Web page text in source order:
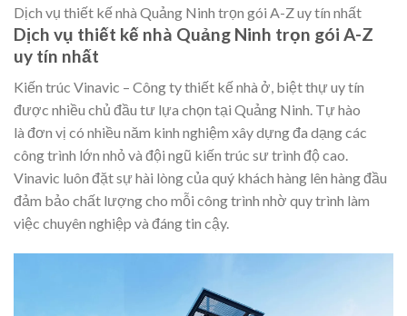
Dịch vụ thiết kế nhà Quảng Ninh trọn gói A-Z uy tín nhất
Dịch vụ thiết kế nhà Quảng Ninh trọn gói A-Z
uy tín nhất
Kiến trúc Vinavic – Công ty thiết kế nhà ở, biệt thự uy tín
được nhiều chủ đầu tư lựa chọn tại Quảng Ninh. Tự hào
là đơn vị có nhiều năm kinh nghiệm xây dựng đa dạng các
công trình lớn nhỏ và đội ngũ kiến trúc sư trình độ cao.
Vinavic luôn đặt sự hài lòng của quý khách hàng lên hàng đầu
đảm bảo chất lượng cho mỗi công trình nhờ quy trình làm
việc chuyên nghiệp và đáng tin cậy.